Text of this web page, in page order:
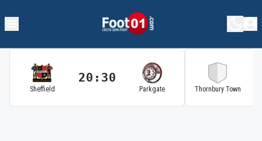
Sheffield
20:30
Parkgate Thornbury Town